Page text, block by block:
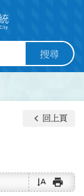
搜尋
keyboard_arrow_left 回上頁
text_rotate_vertical print